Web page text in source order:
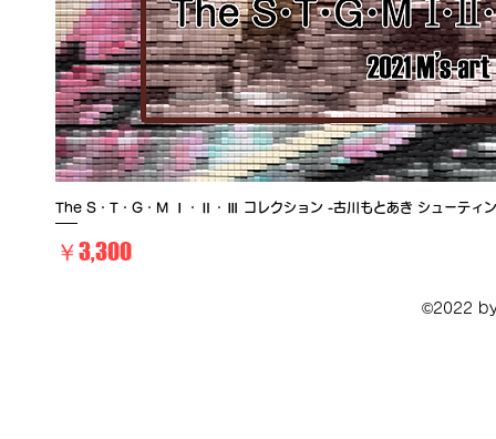
The S・T・G・M Ⅰ・Ⅱ・Ⅲ コレクション -古川もとあき シューティン
価格
￥3,300
©2022